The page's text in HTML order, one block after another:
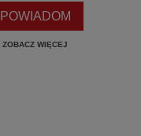
POWIADOM
ZOBACZ WIĘCEJ